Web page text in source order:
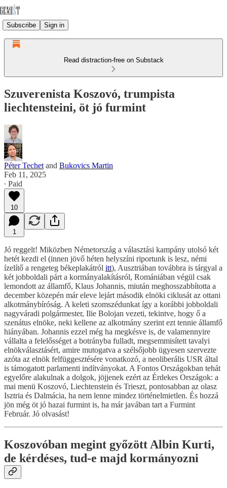
Subscribe Sign in
Read distraction-free on Substack
Szuverenista Koszovó, trumpista
liechtensteini, öt jó furmint
Péter Techet and Bukovics Martin
Feb 11, 2025
∙ Paid
10
1
Jó reggelt! Miközben Németország a választási kampány utolsó két
hetét kezdi el (innen jövő héten helyszíni riportunk is lesz, némi
ízelítő a rengeteg békeplakátról itt), Ausztriában továbbra is tárgyal a
két jobboldali párt a kormányalakításról, Romániában végül csak
lemondott az államfő, Klaus Johannis, miután meghosszabbította a
december közepén már eleve lejárt második elnöki ciklusát az ottani
alkotmánybíróság. A keleti szomszédunkat így a korábbi jobboldali
nagyváradi polgármester, Ilie Bolojan vezeti, tekintve, hogy ő a
szenátus elnöke, neki kellene az alkotmány szerint ezt tennie államfő
hiányában. Johannis ezzel még ha megkésve is, de valamennyire
vállalta a felelősséget a botrányba fulladt, megsemmisített tavalyi
elnökválasztásért, amire mutogatva a szélsőjobb ügyesen szervezte
azóta az elnök felfüggesztésére vonatkozó, a neoliberális USR által
is támogatott parlamenti indítványokat. A Fontos Országokban tehát
egyelőre alakulnak a dolgok, jöjjenek ezért az Érdekes Országok: a
mai menü Koszovó, Liechtenstein és Trieszt, pontosabban az olasz
Isztria és Dalmácia, ha nem lenne mindez történelmietlen. És hozzá
jön még öt jó hazai furmint is, ha már javában tart a Furmint
Február. Jó olvasást!
Koszovóban megint győzött Albin Kurti,
de kérdéses, tud-e majd kormányozni